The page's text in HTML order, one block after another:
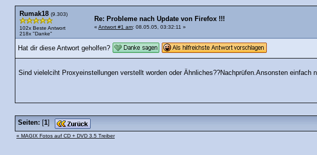
Rumak18 (9.303)
102x Beste Antwort
218x "Danke"
Re: Probleme nach Update von Firefox !!!
« Antwort #1 am: 08.05.05, 03:32:11 »
Hat dir diese Antwort geholfen?
Sind vielelciht Proxyeinstellungen verstellt worden oder Ähnliches??Nachprüfen.Ansonsten einfach
Seiten: [1]
« MAGIX Fotos auf CD + DVD 3.5 Treiber